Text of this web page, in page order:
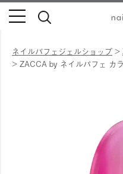
ネイルパフェジェルショップ
ZACCA by ネイルパフェ カ